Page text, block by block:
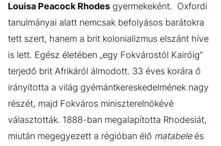
Louisa Peacock Rhodes gyermekeként. Oxfordi
tanulmányai alatt nemcsak befolyásos barátokra
tett szert, hanem a brit kolonializmus elszánt híve
is lett. Egész életében „egy Fokvárostól Kairóig”
terjedő brit Afrikáról álmodott. 33 éves korára ő
irányította a világ gyémántkereskedelmének nagy
részét, majd Fokváros miniszterelnökévé
választották. 1888-ban megalapította Rhodesiát,
miután megegyezett a régióban élő matabeleés